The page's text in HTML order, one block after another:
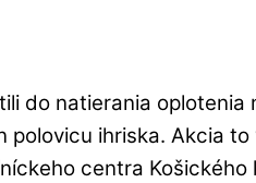
do natierania
polovicu ihriska. Akcia
centra